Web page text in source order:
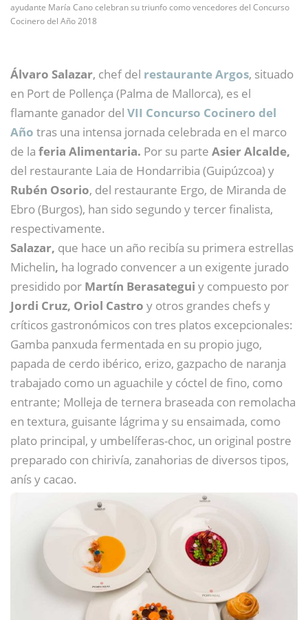
ayudante María Cano celebran su triunfo como vencedores del Concurso
Cocinero del Año 2018
Álvaro Salazar, chef del restaurante Argos, situado
en Port de Pollença (Palma de Mallorca), es el
flamante ganador del VII Concurso Cocinero del
Año tras una intensa jornada celebrada en el marco
de la feria Alimentaria. Por su parte Asier Alcalde,
del restaurante Laia de Hondarribia (Guipúzcoa) y
Rubén Osorio, del restaurante Ergo, de Miranda de
Ebro (Burgos), han sido segundo y tercer finalista,
respectivamente.
Salazar, que hace un año recibía su primera estrellas
Michelin, ha logrado convencer a un exigente jurado
presidido por Martín Berasategui y compuesto por
Jordi Cruz, Oriol Castro y otros grandes chefs y
críticos gastronómicos con tres platos excepcionales:
Gamba panxuda fermentada en su propio jugo,
papada de cerdo ibérico, erizo, gazpacho de naranja
trabajado como un aguachile y cóctel de fino, como
entrante; Molleja de ternera braseada con remolacha
en textura, guisante lágrima y su ensaimada, como
plato principal, y umbelíferas-choc, un original postre
preparado con chirivía, zanahorias de diversos tipos,
anís y cacao.